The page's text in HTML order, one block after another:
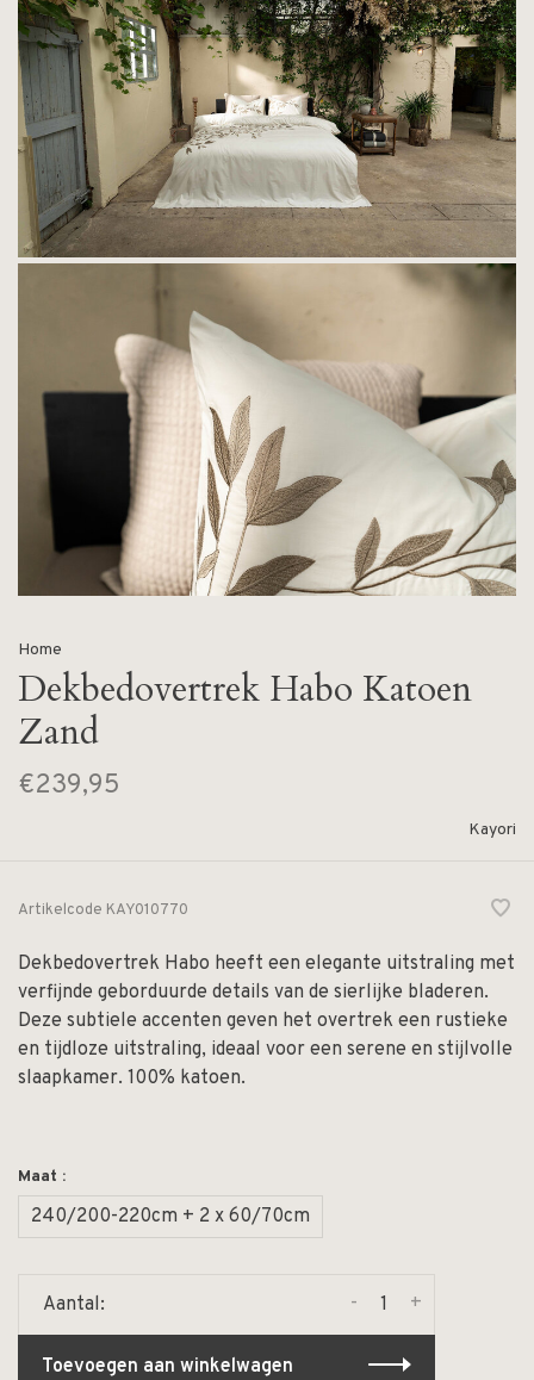
Home
Dekbedovertrek Habo Katoen
Zand
€239,95
Kayori
Artikelcode KAY010770
Dekbedovertrek Habo heeft een elegante uitstraling met
verfijnde geborduurde details van de sierlijke bladeren.
Deze subtiele accenten geven het overtrek een rustieke
en tijdloze uitstraling, ideaal voor een serene en stijlvolle
slaapkamer. 100% katoen.
Maat :
240/200-220cm + 2 x 60/70cm
Aantal: +
-
Toevoegen aan winkelwagen